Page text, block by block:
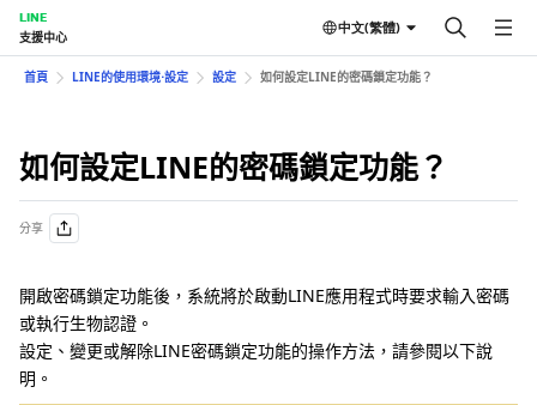
LINE
支援中心
中文(繁體)
首頁 LINE的使用環境⋅設定 設定 如何設定LINE的密碼鎖定功能？
如何設定LINE的密碼鎖定功能？
分享
開啟密碼鎖定功能後，系統將於啟動LINE應用程式時要求輸入密碼
或執行生物認證。
設定、變更或解除LINE密碼鎖定功能的操作方法，請參閱以下說
明。